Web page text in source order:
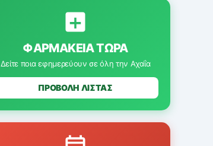
ΦΑΡΜΑΚΕΊΑ ΤΏΡΑ
Δείτε ποια εφημερεύουν σε όλη την Αχαΐα
ΠΡΟΒΟΛΗ ΛΙΣΤΑΣ